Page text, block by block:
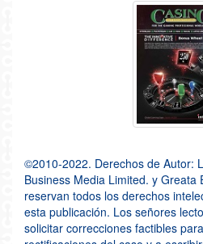
©2010-2022. Derechos de Autor:
Business Media Limited. y Greata
reservan todos los derechos
esta publicación. Los señores
solicitar correcciones factibles